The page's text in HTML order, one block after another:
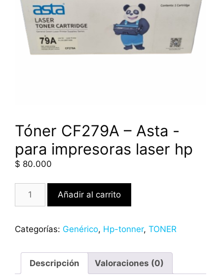
Tóner CF279A – Asta -
para impresoras laser hp
$ 80.000
Añadir al carrito
Categorías: Genérico, Hp-tonner, TONER
Descripción Valoraciones (0)